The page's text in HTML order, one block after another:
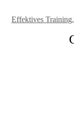
Effektives